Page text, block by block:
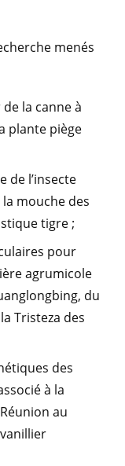
menés
la canne à
plante piège
de l’insecte
la mouche des
tigre ;
pour
agrumicole
du
Tristeza des
des
à la
au